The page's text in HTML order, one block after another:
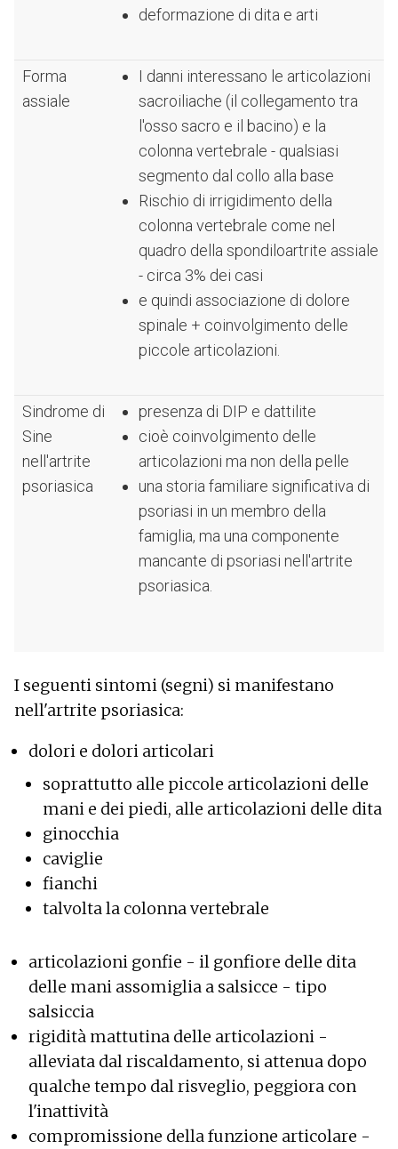
deformazione di dita e arti
Forma
assiale
I danni interessano le articolazioni
sacroiliache (il collegamento tra
l'osso sacro e il bacino) e la
colonna vertebrale - qualsiasi
segmento dal collo alla base
Rischio di irrigidimento della
colonna vertebrale come nel
quadro della spondiloartrite assiale
- circa 3% dei casi
e quindi associazione di dolore
spinale + coinvolgimento delle
piccole articolazioni.
Sindrome di
Sine
nell'artrite
psoriasica
presenza di DIP e dattilite
cioè coinvolgimento delle
articolazioni ma non della pelle
una storia familiare significativa di
psoriasi in un membro della
famiglia, ma una componente
mancante di psoriasi nell'artrite
psoriasica.
I seguenti sintomi (segni) si manifestano
nell'artrite psoriasica:
dolori e dolori articolari
soprattutto alle piccole articolazioni delle
mani e dei piedi, alle articolazioni delle dita
ginocchia
caviglie
fianchi
talvolta la colonna vertebrale
articolazioni gonfie - il gonfiore delle dita
delle mani assomiglia a salsicce - tipo
salsiccia
rigidità mattutina delle articolazioni -
alleviata dal riscaldamento, si attenua dopo
qualche tempo dal risveglio, peggiora con
l'inattività
compromissione della funzione articolare -